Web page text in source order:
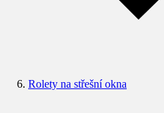
Rolety na střešní okna